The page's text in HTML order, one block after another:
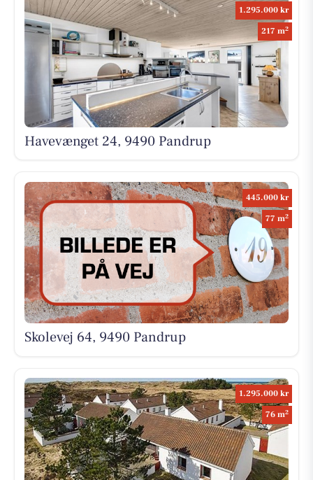
1.295.000 kr
217 m2
Havevænget 24, 9490 Pandrup
445.000 kr
77 m2
Skolevej 64, 9490 Pandrup
1.295.000 kr
76 m2